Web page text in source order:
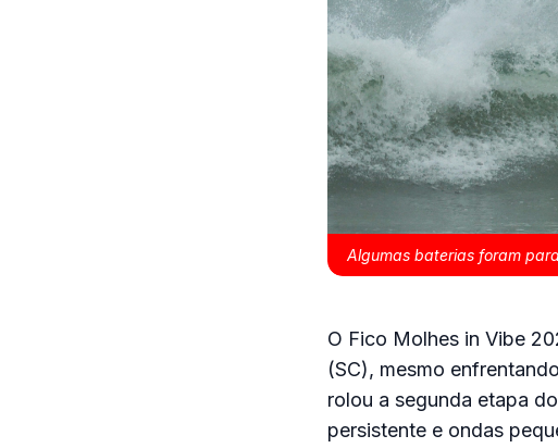
Algumas baterias foram
O Fico Molhes in Vibe
(SC), mesmo
rolou a segunda etapa
persistente e ondas